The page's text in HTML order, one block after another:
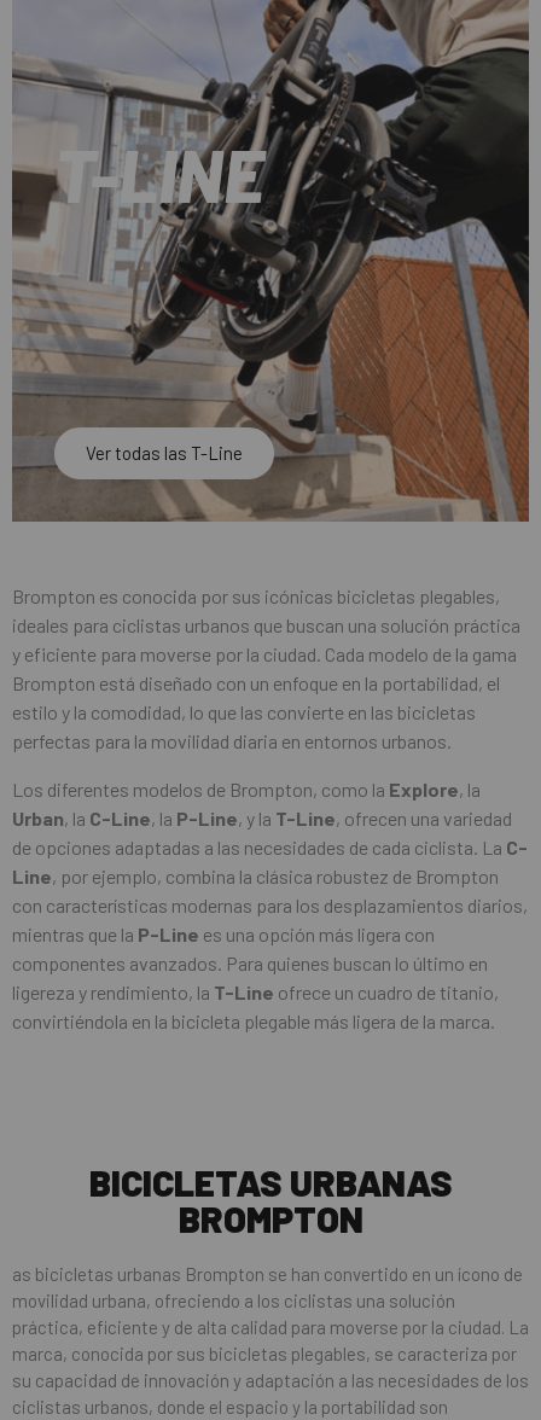
T-LINE
Ver todas las T-Line
Brompton es conocida por sus icónicas bicicletas plegables,
ideales para ciclistas urbanos que buscan una solución práctica
y eficiente para moverse por la ciudad. Cada modelo de la gama
Brompton está diseñado con un enfoque en la portabilidad, el
estilo y la comodidad, lo que las convierte en las bicicletas
perfectas para la movilidad diaria en entornos urbanos.
Los diferentes modelos de Brompton, como la Explore, la
Urban, la C-Line, la P-Line, y la T-Line, ofrecen una variedad
de opciones adaptadas a las necesidades de cada ciclista. La C-
Line, por ejemplo, combina la clásica robustez de Brompton
con características modernas para los desplazamientos diarios,
mientras que la P-Line es una opción más ligera con
componentes avanzados. Para quienes buscan lo último en
ligereza y rendimiento, la T-Line ofrece un cuadro de titanio,
convirtiéndola en la bicicleta plegable más ligera de la marca.
BICICLETAS URBANAS
BROMPTON
as bicicletas urbanas Brompton se han convertido en un ícono de
movilidad urbana, ofreciendo a los ciclistas una solución
práctica, eficiente y de alta calidad para moverse por la ciudad. La
marca, conocida por sus bicicletas plegables, se caracteriza por
su capacidad de innovación y adaptación a las necesidades de los
ciclistas urbanos, donde el espacio y la portabilidad son